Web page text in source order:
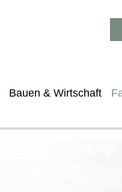
Bauen & Wirtschaft